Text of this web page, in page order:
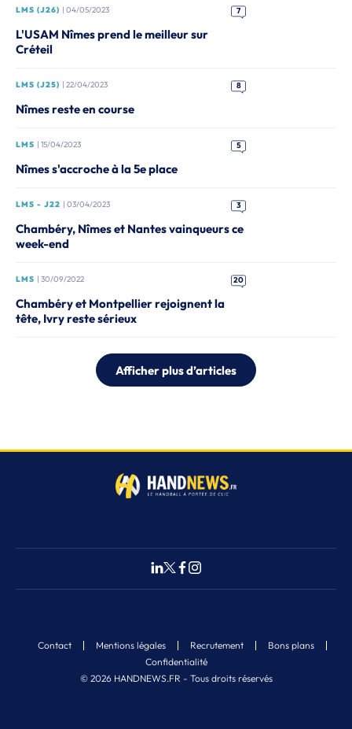
LMS (J26) | 04/05/2023 7
L'USAM Nîmes prend le meilleur sur
Créteil
LMS (J25) | 22/04/2023 8
Nîmes reste en course
LMS | 15/04/2023 5
Nîmes s'accroche à la 5e place
LMS - J22 | 03/04/2023 3
Chambéry, Nîmes et Nantes vainqueurs ce
week-end
LMS | 30/09/2022 20
Chambéry et Montpellier rejoignent la
tête, Ivry reste sérieux
Afficher plus d’articles
© 2026 HANDNEWS.FR - Tous droits réservés
Contact Mentions légales Recrutement
Bons plans
Confidentialité